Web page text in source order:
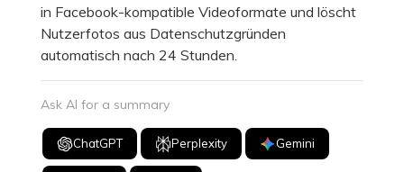
in Facebook-kompatible Videoformate und löscht
Nutzerfotos aus Datenschutzgründen
automatisch nach 24 Stunden.
Ask AI for a summary
ChatGPT Perplexity Gemini